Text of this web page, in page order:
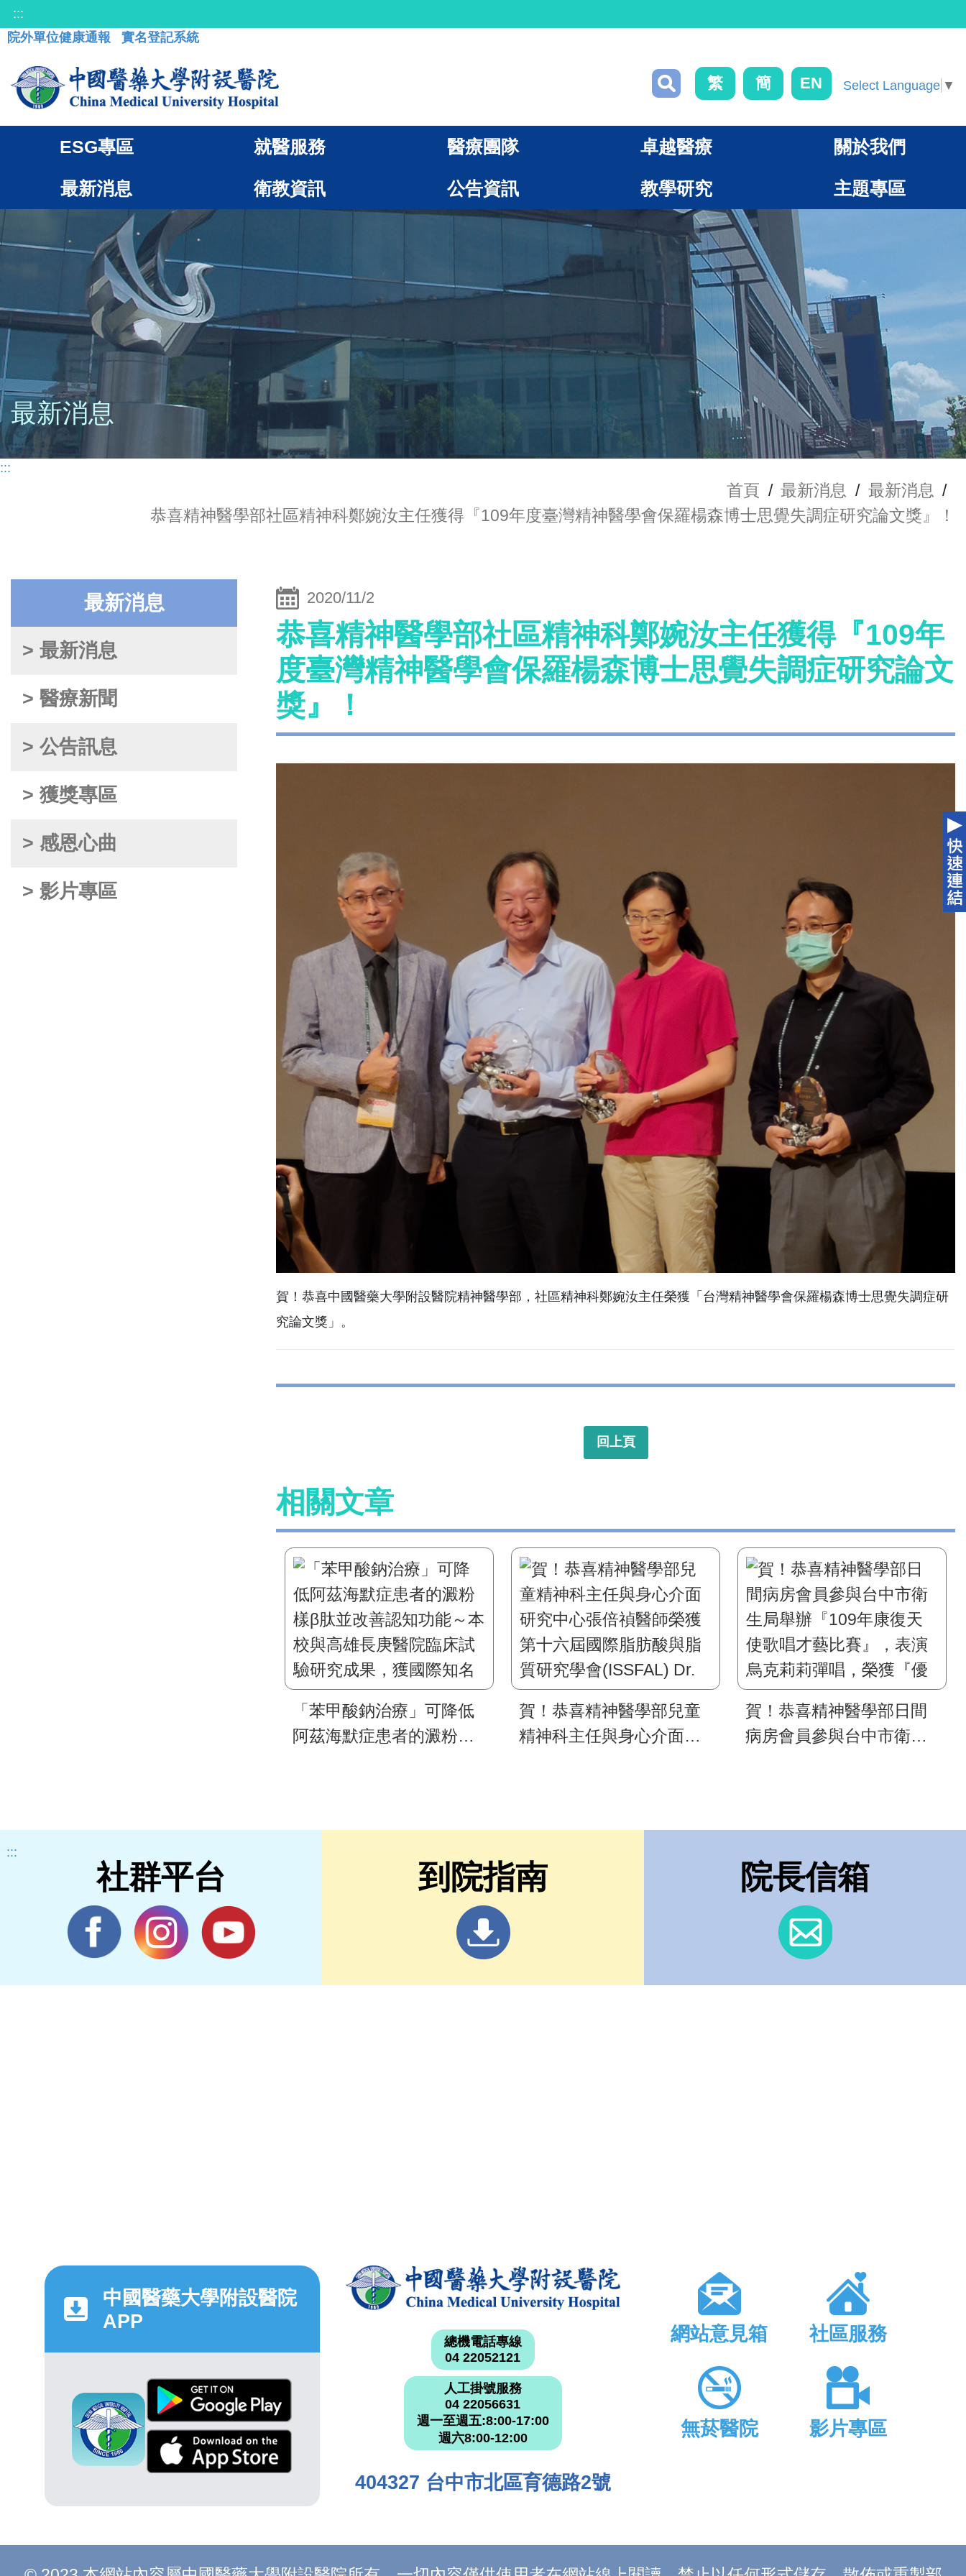
:::
院外單位健康通報
實名登記系統
繁 簡 EN Select Language ▼
ESG專區 就醫服務 醫療團隊 卓越醫療 關於我們
最新消息 衛教資訊 公告資訊 教學研究 主題專區
最新消息
:::
首頁 / 最新消息 / 最新消息 /
恭喜精神醫學部社區精神科鄭婉汝主任獲得『109年度臺灣精神醫學會保羅楊森博士思覺失調症研究論文獎』！
最新消息
> 最新消息
> 醫療新聞
> 公告訊息
> 獲獎專區
> 感恩心曲
> 影片專區
2020/11/2
恭喜精神醫學部社區精神科鄭婉汝主任獲得『109年
度臺灣精神醫學會保羅楊森博士思覺失調症研究論文
獎』！
賀！恭喜中國醫藥大學附設醫院精神醫學部，社區精神科鄭婉汝主任榮獲「台灣精神醫學會保羅楊森博士思覺失調症研
究論文獎」。
回上頁
相關文章
「苯甲酸鈉治療」可降低
阿茲海默症患者的澱粉樣β
體報導
賀！恭喜精神醫學部兒童
精神科主任與身心介面研
Norman Salem Jr. 年輕學
者獎
賀！恭喜精神醫學部日間
病房會員參與台中市衛生
勝』！
:::
社群平台 到院指南 院長信箱
中國醫藥大學附設醫院
APP
總機電話專線
04 22052121
人工掛號服務
04 22056631
週一至週五:8:00-17:00
週六8:00-12:00
404327 台中市北區育德路2號
網站意見箱 社區服務
無菸醫院 影片專區